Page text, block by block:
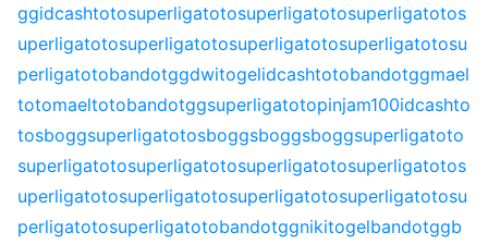
ggidcashtotosuperligatotosuperligatotosuperligatotos
uperligatotosuperligatotosuperligatotosuperligatotosu
perligatotobandotggdwitogelidcashtotobandotggmael
totomaeltotobandotggsuperligatotopinjam100idcashto
tosboggsuperligatotosboggsboggsboggsuperligatoto
superligatotosuperligatotosuperligatotosuperligatotos
uperligatotosuperligatotosuperligatotosuperligatotosu
perligatotosuperligatotobandotggnikitogelbandotggb